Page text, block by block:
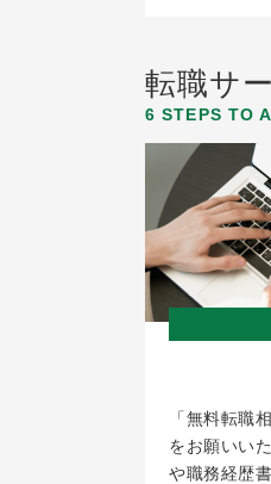
転職サ
6 STEPS TO
「無料転職
をお願いい
や職務経歴